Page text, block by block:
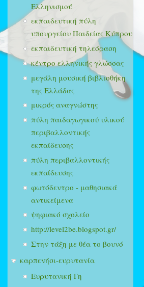
Ελληνισμού
εκπαιδευτική πύλη
υπουργείου Παιδείας Κύπρου
εκπαιδευτική τηλεόραση
κέντρο ελληνικής γλώσσας
μεγάλη μουσική βιβλιοθήκη
της Ελλάδας
μικρός αναγνώστης
πύλη παιδαγωγικού υλικού
περιβαλλοντικής
εκπαίδευσης
πύλη περιβαλλοντικής
εκπαίδευσης
φωτόδεντρο - μαθησιακά
αντικείμενα
ψηφιακό σχολείο
http://level2be.blogspot.gr/
Στην τάξη με θέα το βουνό
καρπενήσι-ευρυτανία
Ευρυτανική Γη